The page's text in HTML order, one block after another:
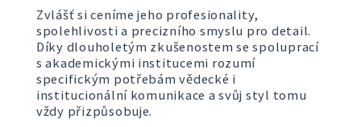
Zvlášť si ceníme jeho profesionality,
spolehlivosti a precizního smyslu pro detail.
Díky dlouholetým zkušenostem se spoluprací
s akademickými institucemi rozumí
specifickým potřebám vědecké i
institucionální komunikace a svůj styl tomu
vždy přizpůsobuje.